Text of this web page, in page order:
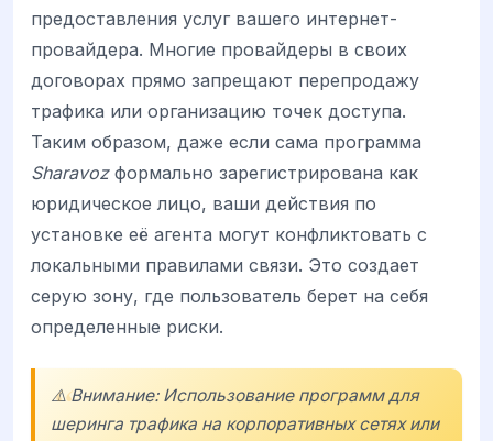
предоставления услуг вашего интернет-
провайдера. Многие провайдеры в своих
договорах прямо запрещают перепродажу
трафика или организацию точек доступа.
Таким образом, даже если сама программа
Sharavozформально зарегистрирована как
юридическое лицо, ваши действия по
установке её агента могут конфликтовать с
локальными правилами связи. Это создает
серую зону, где пользователь берет на себя
определенные риски.
⚠️ Внимание: Использование программ для
шеринга трафика на корпоративных сетях или